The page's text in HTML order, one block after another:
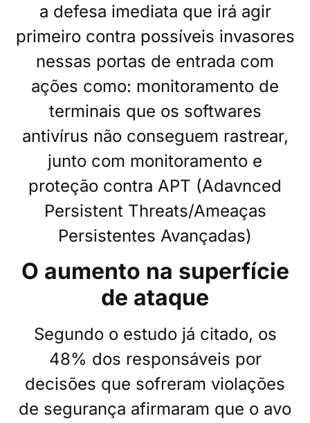
a defesa imediata que irá agir
primeiro contra possíveis invasores
nessas portas de entrada com
ações como: monitoramento de
terminais que os softwares
antivírus não conseguem rastrear,
junto com monitoramento e
proteção contra APT (Adavnced
Persistent Threats/Ameaças
Persistentes Avançadas)
O aumento na superfície
de ataque
Segundo o estudo já citado, os
48% dos responsáveis por
decisões que sofreram violações
de segurança afirmaram que o avo